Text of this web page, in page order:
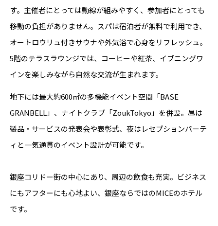
す。主催者にとっては動線が組みやすく、参加者にとっても
移動の負担がありません。スパは宿泊者が無料で利用でき、
オートロウリュ付きサウナや外気浴で心身をリフレッシュ。
5階のテラスラウンジでは、コーヒーや紅茶、イブニングワ
インを楽しみながら自然な交流が生まれます。
地下には最大約600㎡の多機能イベント空間「BASE
GRANBELL」、ナイトクラブ「ZoukTokyo」を併設。昼は
製品・サービスの発表会や表彰式、夜はレセプションパーテ
ィと一気通貫のイベント設計が可能です。
銀座コリドー街の中心にあり、周辺の飲食も充実。ビジネス
にもアフターにも心地よい、銀座ならではのMICEのホテル
です。